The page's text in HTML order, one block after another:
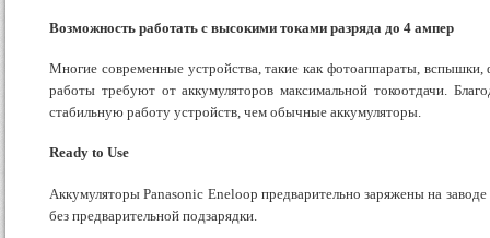
Возможность работать с высокими токами разряда до 4 ампер
Многие современные устройства, такие как фотоаппараты,
работы требуют от аккумуляторов максимальной токоотдачи.
стабильную работу устройств, чем обычные аккумуляторы.
Ready to Use
Аккумуляторы Panasonic Eneloop предварительно заряжены на
без предварительной подзарядки.